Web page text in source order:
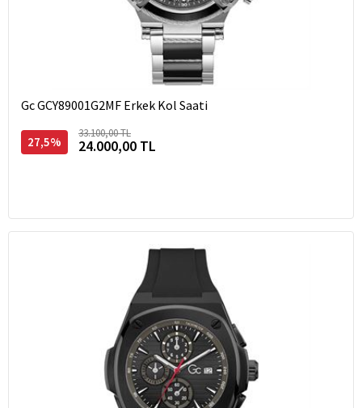
Gc GCY89001G2MF Erkek Kol Saati
27,5%
33.100,00 TL
24.000,00 TL